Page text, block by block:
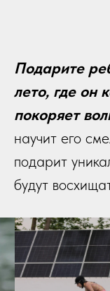
Подарите
лето, где он
покоряет
научит его
подарит
будут